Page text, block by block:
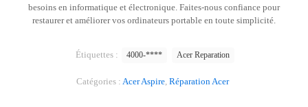
besoins en informatique et électronique. Faites-nous confiance pour
restaurer et améliorer vos ordinateurs portable en toute simplicité.
Catégories : Acer Aspire, Réparation Acer
Étiquettes : 4000-**** Acer Reparation